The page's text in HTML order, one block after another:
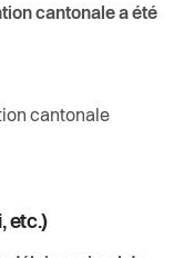
cantonale a été
cantonale
etc.)